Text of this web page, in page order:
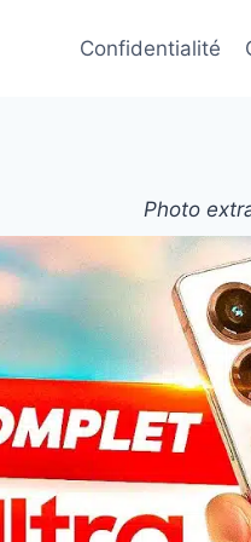
Confidentialité
Photo